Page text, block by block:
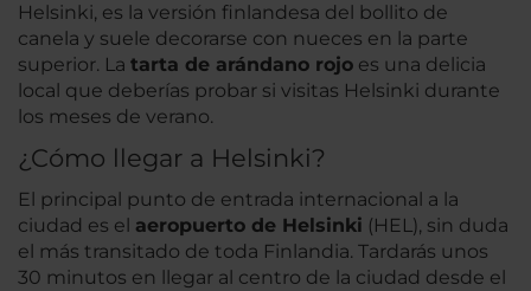
Helsinki, es la versión finlandesa del bollito de
canela y suele decorarse con nueces en la parte
superior. La tarta de arándano rojo es una delicia
local que deberías probar si visitas Helsinki durante
los meses de verano.
¿Cómo llegar a Helsinki?
El principal punto de entrada internacional a la
ciudad es el aeropuerto de Helsinki (HEL), sin duda
el más transitado de toda Finlandia. Tardarás unos
30 minutos en llegar al centro de la ciudad desde el